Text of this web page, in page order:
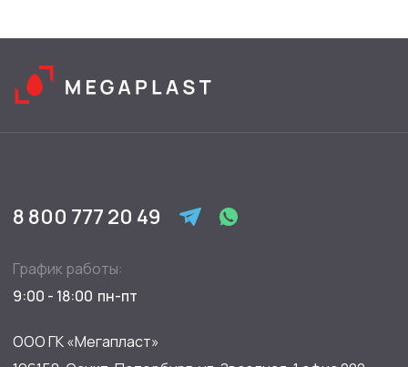
8 800 777 20 49
График работы:
9:00 - 18:00
ООО ГК «Мегапласт»